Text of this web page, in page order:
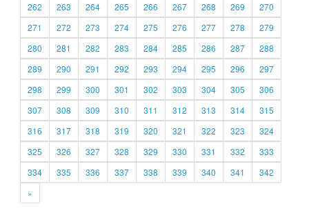
262
263 264 265 266 267 268 269
270
271
272 273 274 275 276 277 278
279
280
281 282 283 284 285 286 287
288
289
290 291 292 293 294 295 296
297
298
299 300 301 302 303 304 305
306
307
308 309 310 311 312 313 314
315
316
317 318 319 320 321 322 323
324
325
326 327 328 329 330 331 332
333
334
335 336 337 338 339 340 341
342
»